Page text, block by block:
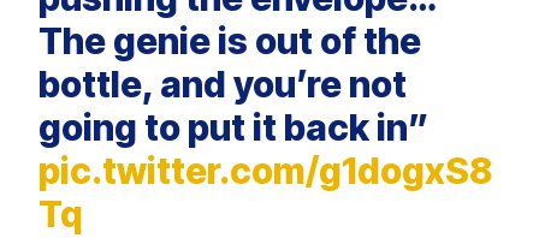
The genie is out of the
bottle, and you’re not
going to put it back in”
pic.twitter.com/g1dogxS8
Tq